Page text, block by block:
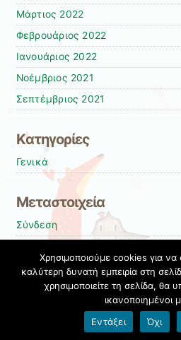
Μάρτιος 2022
Φεβρουάριος 2022
Ιανουάριος 2022
Νοέμβριος 2021
Σεπτέμβριος 2021
Kατηγορίες
Γενικά
Μεταστοιχεία
Σύνδεση
CommentsRSS
Εκπαιδευτικές Κοινότητες &
Όροι χρήσης blogs.sch.gr|
Χρησιμοποιούμε cookies για
καλύτερη δυνατή εμπειρία στη
χρησιμοποιείτε τη σελίδα, θα
ικανοποιημένοι
Εντάξει
Όχι